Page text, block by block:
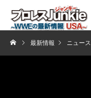
最新情報 ニュース